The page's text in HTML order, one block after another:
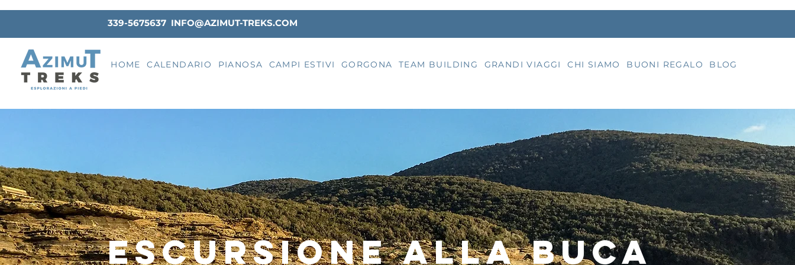
339-5675637 INFO@AZIMUT-TREKS.COM
HOME CALENDARIO PIANOSA CAMPI ESTIVI GORGONA TEAM BUILDING GRANDI VIAGGI CHI SIAMO BUONI REGALO BLOG
escursione alla buca